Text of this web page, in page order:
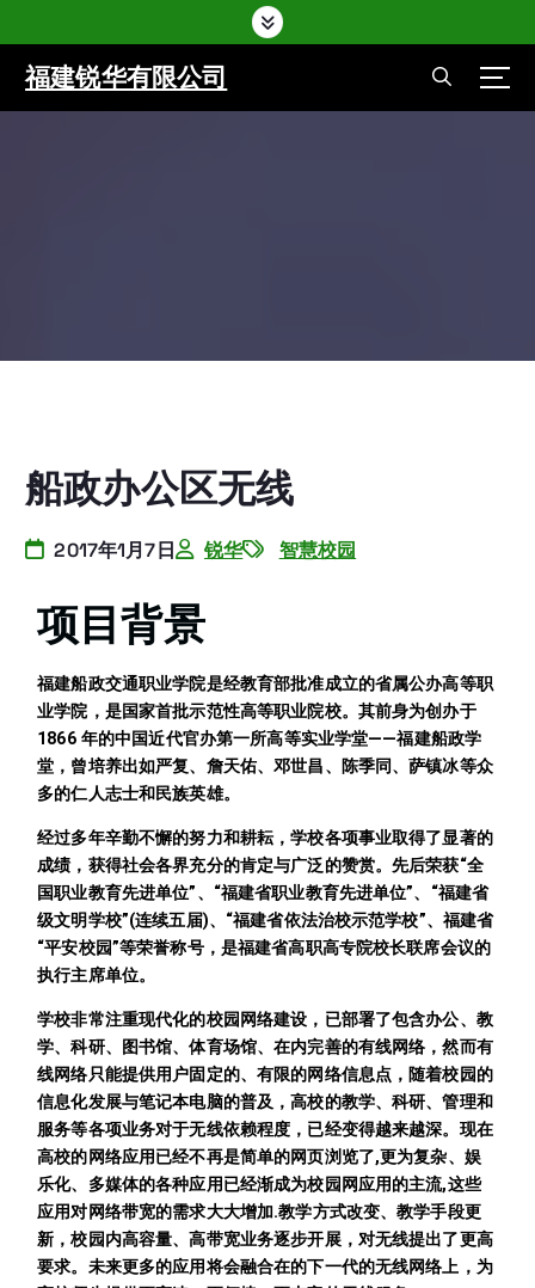
福建锐华有限公司
船政办公区无线
2017年1月7日 锐华 智慧校园
项目背景
福建船政交通职业学院是经教育部批准成立的省属公办高等职
业学院，是国家首批示范性高等职业院校。其前身为创办于
1866 年的中国近代官办第一所高等实业学堂——福建船政学
堂，曾培养出如严复、詹天佑、邓世昌、陈季同、萨镇冰等众
多的仁人志士和民族英雄。
经过多年辛勤不懈的努力和耕耘，学校各项事业取得了显著的
成绩，获得社会各界充分的肯定与广泛的赞赏。先后荣获“全
国职业教育先进单位”、“福建省职业教育先进单位”、“福建省
级文明学校”(连续五届)、“福建省依法治校示范学校”、福建省
“平安校园”等荣誉称号，是福建省高职高专院校长联席会议的
执行主席单位。
学校非常注重现代化的校园网络建设，已部署了包含办公、教
学、科研、图书馆、体育场馆、在内完善的有线网络，然而有
线网络只能提供用户固定的、有限的网络信息点，随着校园的
信息化发展与笔记本电脑的普及，高校的教学、科研、管理和
服务等各项业务对于无线依赖程度，已经变得越来越深。现在
高校的网络应用已经不再是简单的网页浏览了,更为复杂、娱
乐化、多媒体的各种应用已经渐成为校园网应用的主流,这些
应用对网络带宽的需求大大增加.教学方式改变、教学手段更
新，校园内高容量、高带宽业务逐步开展，对无线提出了更高
要求。未来更多的应用将会融合在的下一代的无线网络上，为